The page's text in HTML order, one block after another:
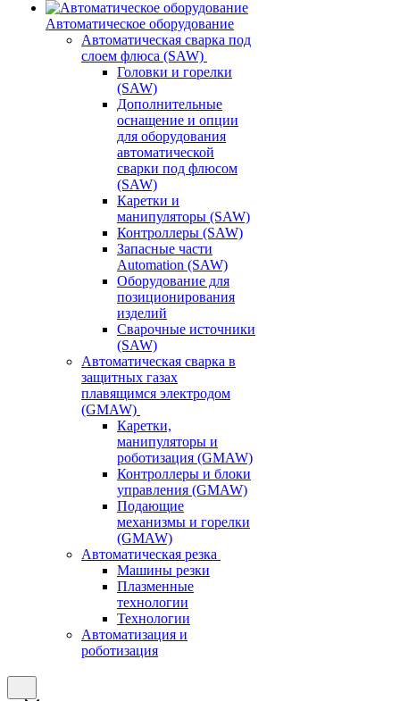
Автоматическое оборудование
Автоматическая сварка под
слоем флюса (SAW)
Головки и горелки
(SAW)
Дополнительные
оснащение и опции
для оборудования
автоматической
сварки под флюсом
(SAW)
Каретки и
манипуляторы (SAW)
Контроллеры (SAW)
Запасные части
Automation (SAW)
Оборудование для
позиционирования
изделий
Сварочные источники
(SAW)
Автоматическая сварка в
защитных газах
плавящимся электродом
(GMAW)
Каретки,
манипуляторы и
роботизация (GMAW)
Контроллеры и блоки
управления (GMAW)
Подающие
механизмы и горелки
(GMAW)
Автоматическая резка
Машины резки
Плазменные
технологии
Технологии
Автоматизация и
роботизация